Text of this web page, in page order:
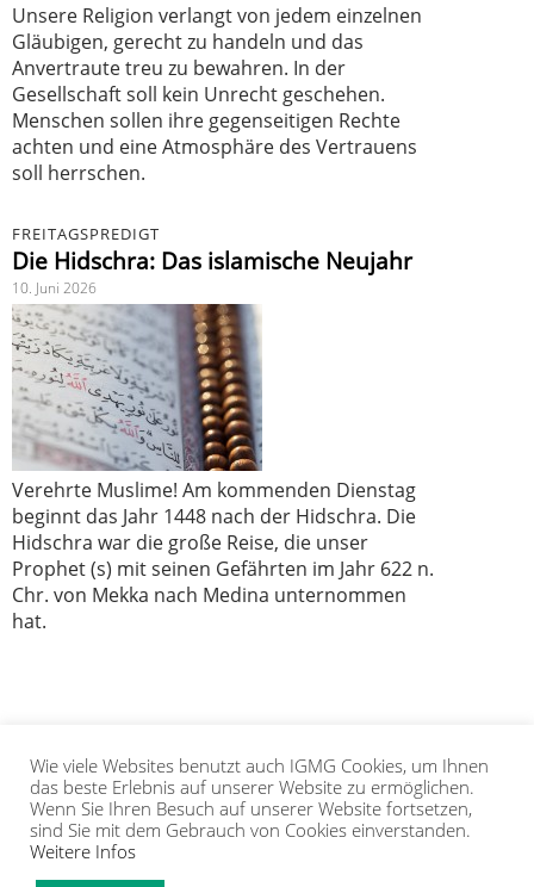
Unsere Religion verlangt von jedem einzelnen
Gläubigen, gerecht zu handeln und das
Anvertraute treu zu bewahren. In der
Gesellschaft soll kein Unrecht geschehen.
Menschen sollen ihre gegenseitigen Rechte
achten und eine Atmosphäre des Vertrauens
soll herrschen.
FREITAGSPREDIGT
Die Hidschra: Das islamische Neujahr
10. Juni 2026
Verehrte Muslime! Am kommenden Dienstag
beginnt das Jahr 1448 nach der Hidschra. Die
Hidschra war die große Reise, die unser
Prophet (s) mit seinen Gefährten im Jahr 622 n.
Chr. von Mekka nach Medina unternommen
hat.
1 2
IGMG PRESSE
MITGLIEDSCHAFT
Wie viele Websites benutzt auch IGMG Cookies, um Ihnen
das beste Erlebnis auf unserer Website zu ermöglichen.
Wenn Sie Ihren Besuch auf unserer Website fortsetzen,
sind Sie mit dem Gebrauch von Cookies einverstanden.
Weitere Infos